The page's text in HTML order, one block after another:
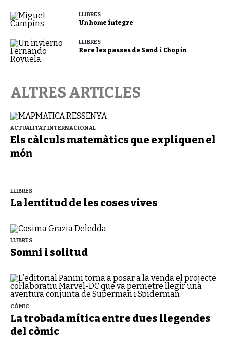
LLIBRES
Un home íntegre
LLIBRES
Rere les passes de Sand i Chopin
ALTRES ARTICLES
ACTUALITAT INTERNACIONAL
Els càlculs matemàtics que expliquen el
món
LLIBRES
La lentitud de les coses vives
LLIBRES
Somni i solitud
CÒMIC
La trobada mítica entre dues llegendes
del còmic